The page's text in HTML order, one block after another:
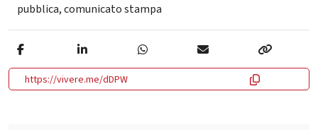
pubblica,comunicato stampa
https://vivere.me/dDPW